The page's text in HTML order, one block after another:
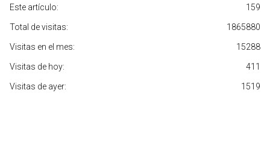
159
Este artículo:
1865880
Total de visitas:
15288
Visitas en el mes:
411
Visitas de hoy:
1519
Visitas de ayer: